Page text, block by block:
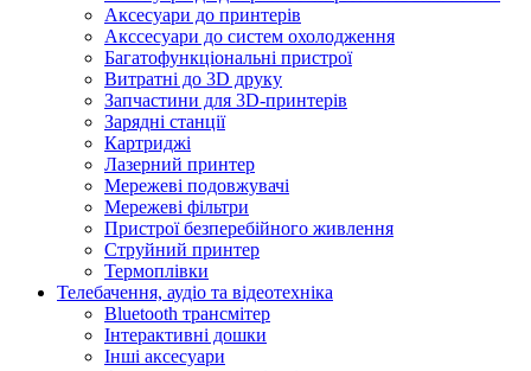
Аксесуари до принтерів
Акссесуари до систем охолодження
Багатофункціональні пристрої
Витратні до 3D друку
Запчастини для 3D-принтерів
Зарядні станції
Картриджі
Лазерний принтер
Мережеві подовжувачі
Мережеві фільтри
Пристрої безперебійного живлення
Струйний принтер
Термоплівки
Телебачення, аудіо та відеотехніка
Bluetooth трансмітер
Інтерактивні дошки
Інші аксесуари